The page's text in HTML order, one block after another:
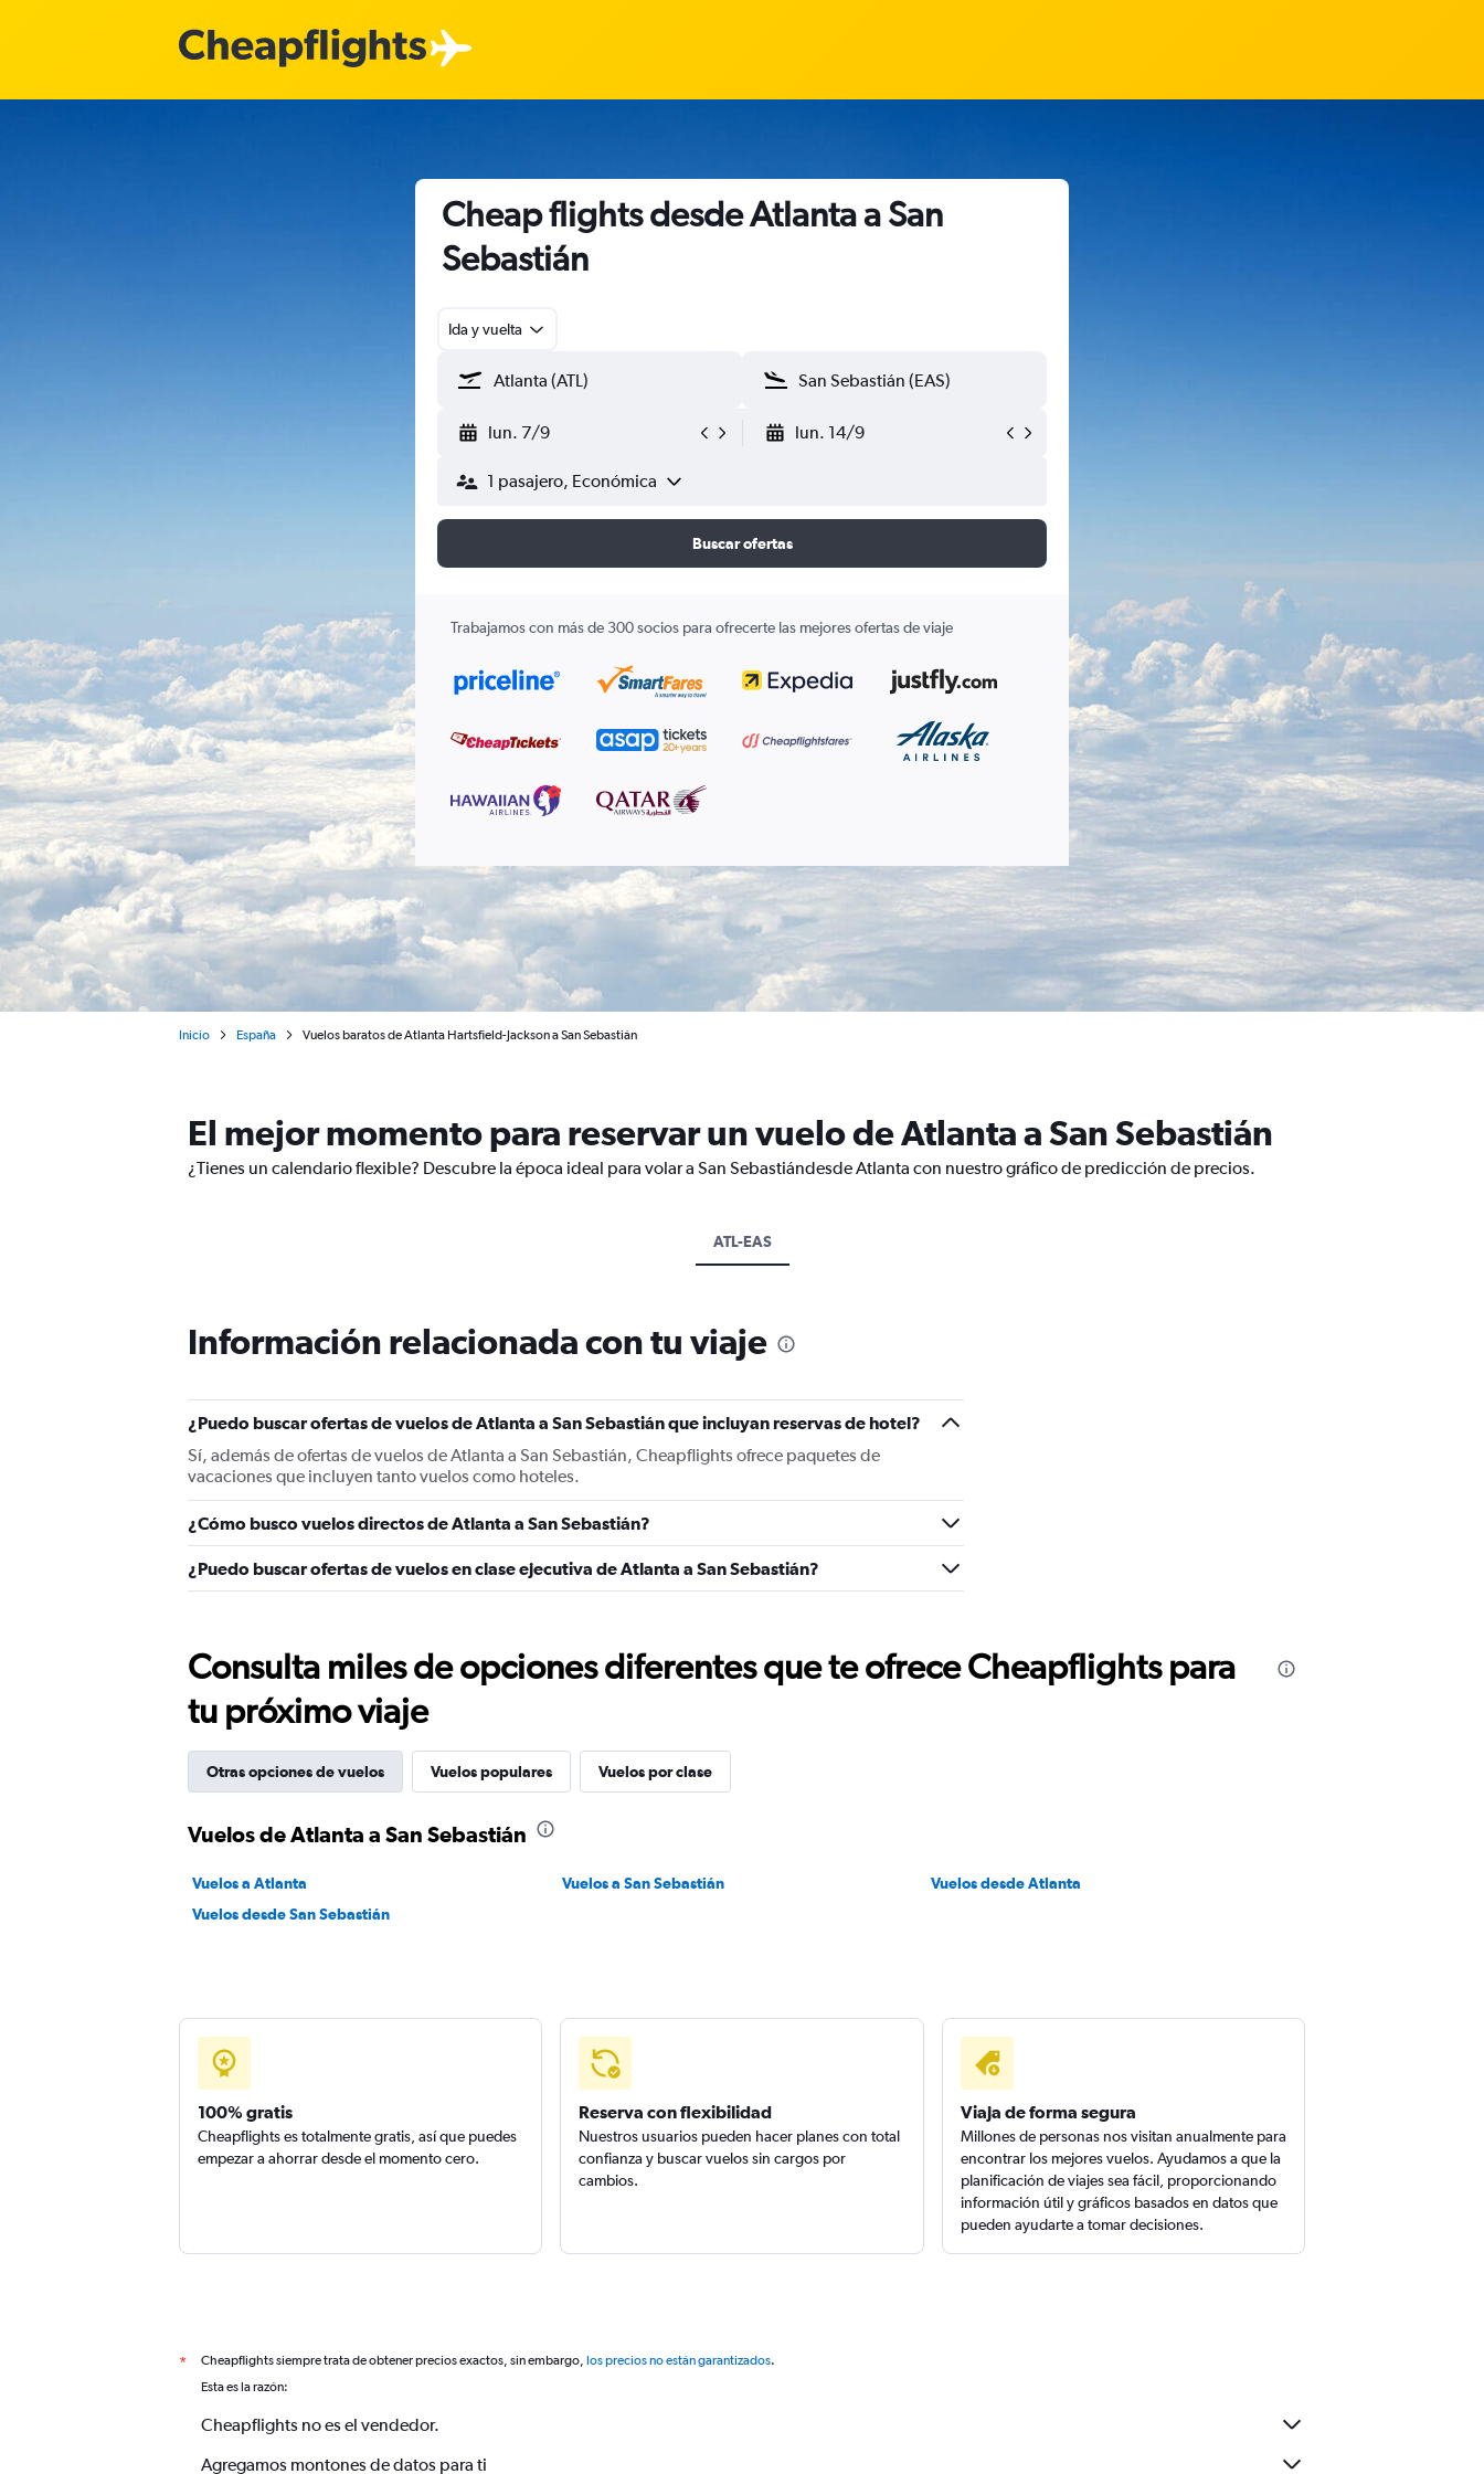
Cheap flights desde Atlanta a San
Sebastián
Ida y vuelta
lun. 7/9 lun. 14/9
1 pasajero, Económica
Buscar ofertas
Trabajamos con más de 300 socios para ofrecerte las mejores ofertas de viaje
Inicio España Vuelos baratos de Atlanta Hartsfield-Jackson a San Sebastián
El mejor momento para reservar un vuelo de Atlanta a San Sebastián
¿Tienes un calendario flexible? Descubre la época ideal para volar a San Sebastiándesde Atlanta con nuestro gráfico de predicción de precios.
ATL-EAS
Información relacionada con tu viaje
¿Puedo buscar ofertas de vuelos de Atlanta a San Sebastián que incluyan reservas de hotel?
Sí, además de ofertas de vuelos de Atlanta a San Sebastián, Cheapflights ofrece paquetes de
vacaciones que incluyen tanto vuelos como hoteles.
¿Cómo busco vuelos directos de Atlanta a San Sebastián?
¿Puedo buscar ofertas de vuelos en clase ejecutiva de Atlanta a San Sebastián?
Consulta miles de opciones diferentes que te ofrece Cheapflights para
tu próximo viaje
Otras opciones de vuelos Vuelos populares Vuelos por clase
Vuelos de Atlanta a San Sebastián
Vuelos a Atlanta Vuelos a San Sebastián
Vuelos desde Atlanta
Vuelos desde San Sebastián
100% gratis
Cheapflights es totalmente gratis, así que puedes
empezar a ahorrar desde el momento cero.
Reserva con flexibilidad
Nuestros usuarios pueden hacer planes con total
confianza y buscar vuelos sin cargos por
cambios.
Viaja de forma segura
Millones de personas nos visitan anualmente para
encontrar los mejores vuelos. Ayudamos a que la
planificación de viajes sea fácil, proporcionando
información útil y gráficos basados en datos que
pueden ayudarte a tomar decisiones.
* Cheapflights siempre trata de obtener precios exactos, sin embargo, los precios no están garantizados.
Esta es la razón:
Cheapflights no es el vendedor.
Agregamos montones de datos para ti